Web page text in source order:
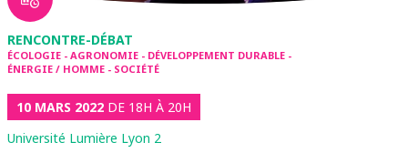
RENCONTRE-DÉBAT
ÉCOLOGIE - AGRONOMIE - DÉVELOPPEMENT DURABLE -
ÉNERGIE / HOMME - SOCIÉTÉ
10 MARS 2022 DE 18H À 20H
Université Lumière Lyon 2